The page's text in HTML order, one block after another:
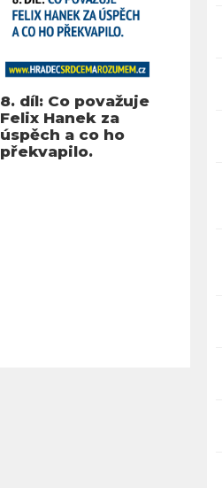
8. díl: Co považuje
Felix Hanek za
úspěch a co ho
překvapilo.